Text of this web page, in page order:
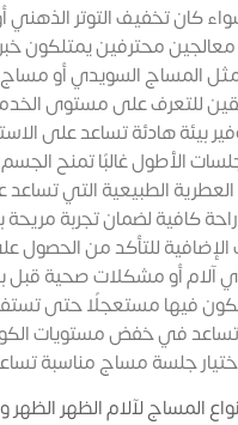
كان تخفيف التوتر
محترفين يمتلكون
المساج السويدي أو
للتعرف على مستوى
بيئة هادئة تساعد على
الأطول غالبًا تمنح
الطبيعية التي تساعد
كافية لضمان تجربة
الإضافية للتأكد من
آلام أو مشكلات صحية قبل
فيها مستعجلًا حتى
تساعد في خفض مستويات
جلسة مساج مناسبة
المساج لآلام الظهر الظهر